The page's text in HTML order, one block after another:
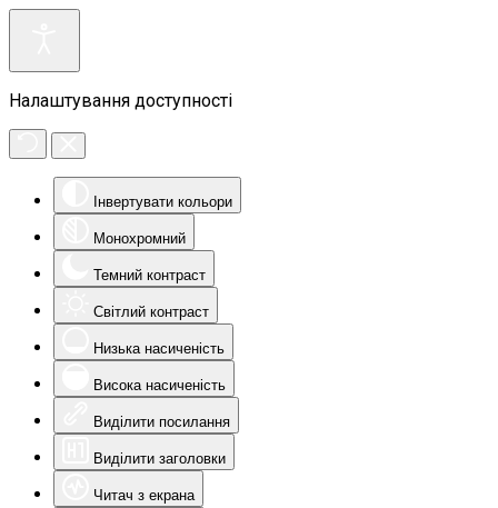
Налаштування доступності
Інвертувати кольори
Монохромний
Темний контраст
Світлий контраст
Низька насиченість
Висока насиченість
Виділити посилання
Виділити заголовки
Читач з екрана